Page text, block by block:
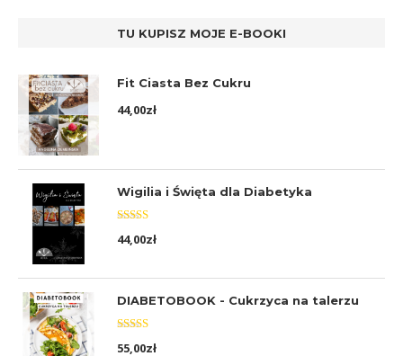
TU KUPISZ MOJE E-BOOKI
Fit Ciasta Bez Cukru
44,00zł
Wigilia i Święta dla Diabetyka
Oceniono
5.00na 5
44,00zł
DIABETOBOOK - Cukrzyca na talerzu
Oceniono
5.00na 5
55,00zł